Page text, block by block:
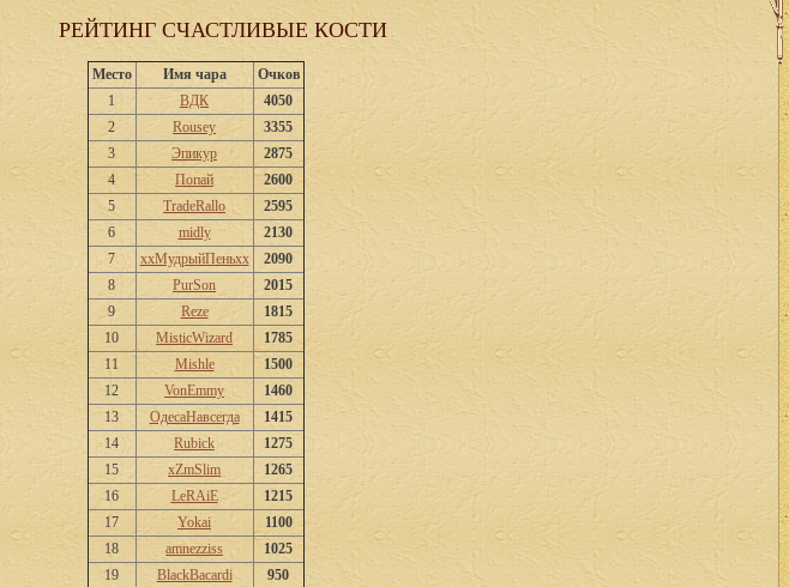
РЕЙТИНГ СЧАСТЛИВЫЕ КОСТИ
Место Имя чара
Очков
1
ВДК
4050
2
Rousey
3355
3
Эпикур
2875
4
Попай
2600
5
TradeRallo
2595
6
midly
2130
7
ххМудрыйПеньхх
2090
8
PurSon
2015
9
Reze
1815
10
MisticWizard
1785
11
Mishle
1500
12
VonEmmy
1460
13
ОдесаНавсегда
1415
14
Rubick
1275
15
xZmSlim
1265
16
LeRAiE
1215
17
Yokai
1100
18
amnezziss
1025
19
BlackBacardi
950